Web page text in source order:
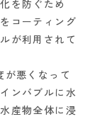
を防ぐため
コーティング
が利用されて
が悪くなって
ンバブルに水
産物全体に浸